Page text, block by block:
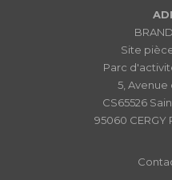
Site
Parc
5,
CS65526
95060 CERGY